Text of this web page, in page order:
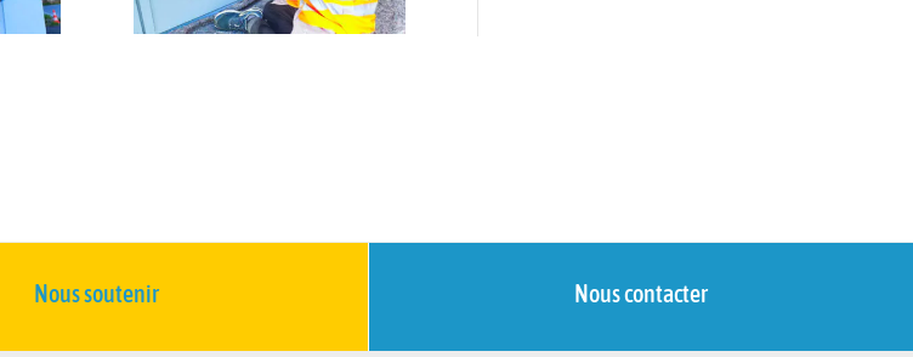
Nous soutenir Nous contacter